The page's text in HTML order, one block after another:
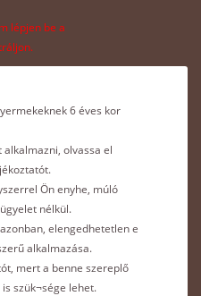
lépjen be a
6 éves kor
olvassa el
Ön enyhe, múló
nélkül.
elengedhetetlen e
alkalmazása.
mert a benne szereplő
szük¬sége lehet.